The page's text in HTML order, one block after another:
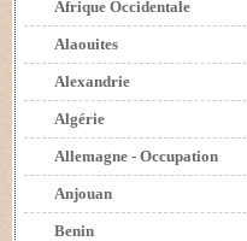
Afrique Occidentale
Alaouites
Alexandrie
Algérie
Allemagne - Occupation
Anjouan
Benin